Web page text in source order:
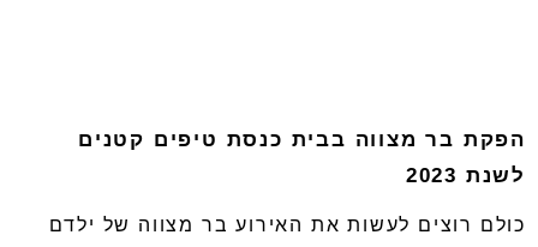
הפקת בר מצווה בבית כנסת טיפים קטנים
לשנת 2023
כולם רוצים לעשות את האירוע בר מצווה של ילדם